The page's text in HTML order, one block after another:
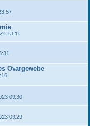
13:41
Ovargewebe
09:30
09:29